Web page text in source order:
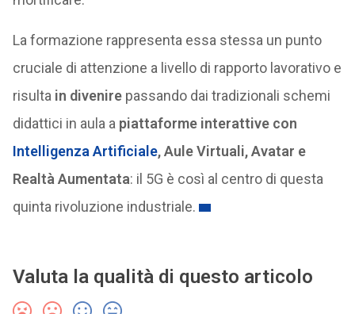
La formazione rappresenta essa stessa un punto
cruciale di attenzione a livello di rapporto lavorativo e
risultain divenirepassando dai tradizionali schemi
didattici in aula a piattaforme interattive con
Intelligenza Artificiale, Aule Virtuali, Avatar e
Realtà Aumentata: il 5G è così al centro di questa
quinta rivoluzione industriale.
Valuta la qualità di questo articolo